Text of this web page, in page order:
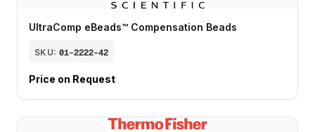
UltraComp eBeads™ Compensation Beads
SKU: 01-2222-42
Price on Request